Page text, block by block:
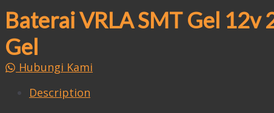
Baterai VRLA SMT Gel 12v
Gel
Hubungi Kami
Description